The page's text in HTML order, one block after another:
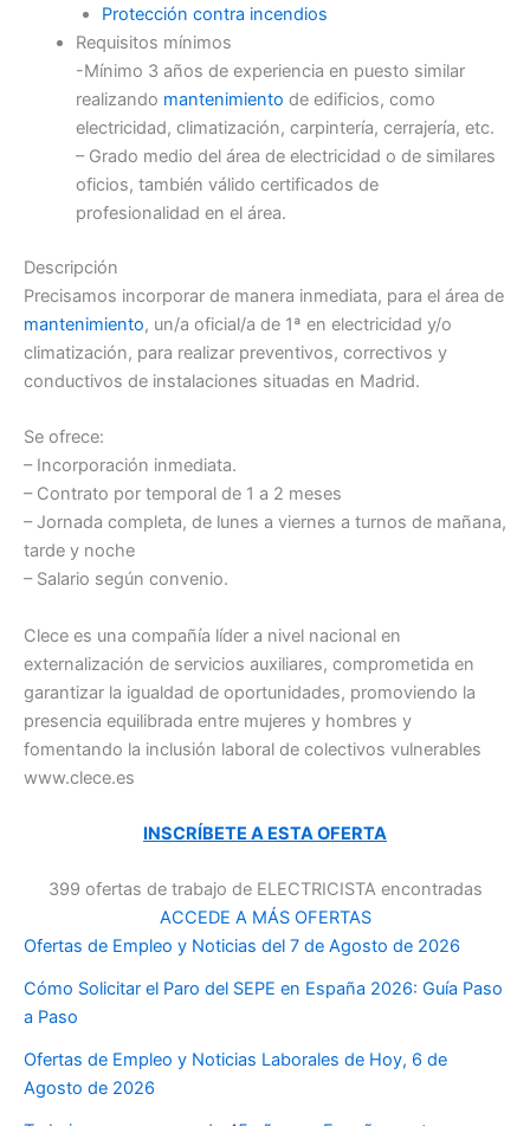
Protección contra incendios
Requisitos mínimos
-Mínimo 3 años de experiencia en puesto similar
realizando mantenimiento de edificios, como
electricidad, climatización, carpintería, cerrajería, etc.
– Grado medio del área de electricidad o de similares
oficios, también válido certificados de
profesionalidad en el área.
Descripción
Precisamos incorporar de manera inmediata, para el área de
mantenimiento, un/a oficial/a de 1ª en electricidad y/o
climatización, para realizar preventivos, correctivos y
conductivos de instalaciones situadas en Madrid.
Se ofrece:
– Incorporación inmediata.
– Contrato por temporal de 1 a 2 meses
– Jornada completa, de lunes a viernes a turnos de mañana,
tarde y noche
– Salario según convenio.
Clece es una compañía líder a nivel nacional en
externalización de servicios auxiliares, comprometida en
garantizar la igualdad de oportunidades, promoviendo la
presencia equilibrada entre mujeres y hombres y
fomentando la inclusión laboral de colectivos vulnerables
www.clece.es
INSCRÍBETE A ESTA OFERTA
399 ofertas de trabajo de ELECTRICISTA encontradas
ACCEDE A MÁS OFERTAS
Ofertas de Empleo y Noticias del 7 de Agosto de 2026
Cómo Solicitar el Paro del SEPE en España 2026: Guía Paso
a Paso
Ofertas de Empleo y Noticias Laborales de Hoy, 6 de
Agosto de 2026